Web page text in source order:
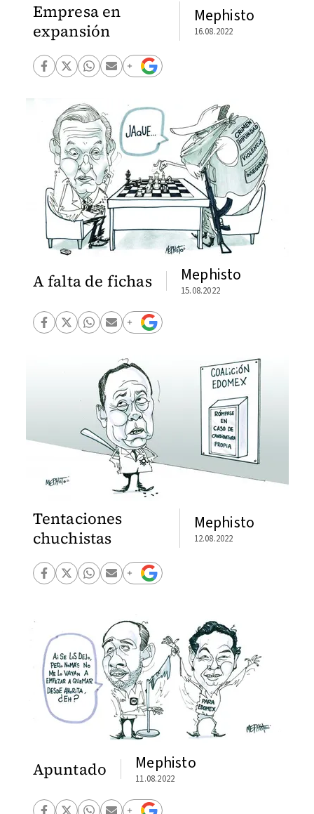
Empresa en
expansión
Mephisto
16.08.2022
A falta de fichas Mephisto
15.08.2022
Tentaciones
chuchistas
Mephisto
12.08.2022
Apuntado Mephisto
11.08.2022